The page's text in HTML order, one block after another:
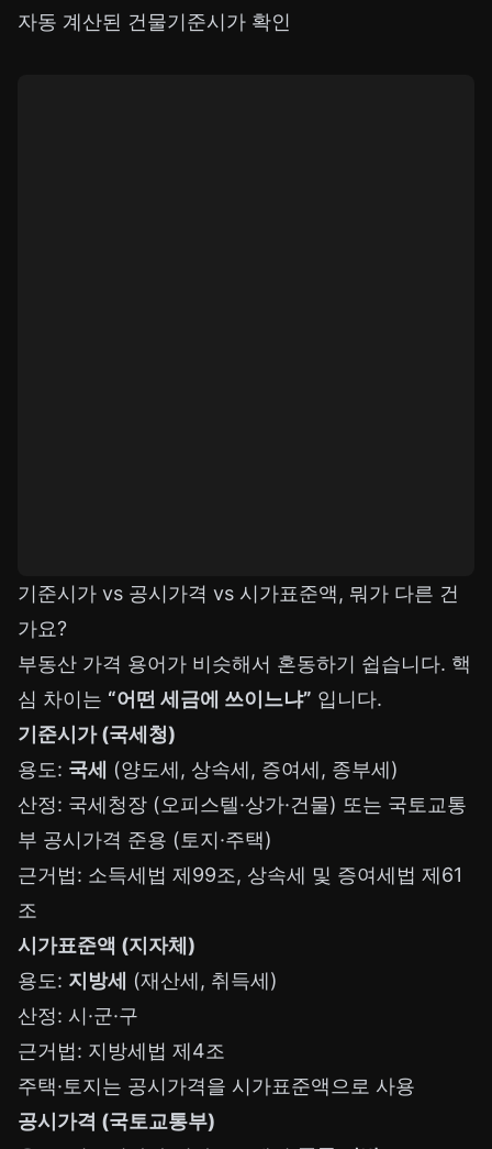
자동 계산된 건물기준시가 확인
기준시가 vs 공시가격 vs 시가표준액, 뭐가 다른 건
가요?
부동산 가격 용어가 비슷해서 혼동하기 쉽습니다. 핵
심 차이는 “어떤 세금에 쓰이느냐” 입니다.
기준시가 (국세청)
용도: 국세 (양도세, 상속세, 증여세, 종부세)
산정: 국세청장 (오피스텔·상가·건물) 또는 국토교통
부 공시가격 준용 (토지·주택)
근거법: 소득세법 제99조, 상속세 및 증여세법 제61
조
시가표준액 (지자체)
용도: 지방세 (재산세, 취득세)
산정: 시·군·구
근거법: 지방세법 제4조
주택·토지는 공시가격을 시가표준액으로 사용
공시가격 (국토교통부)